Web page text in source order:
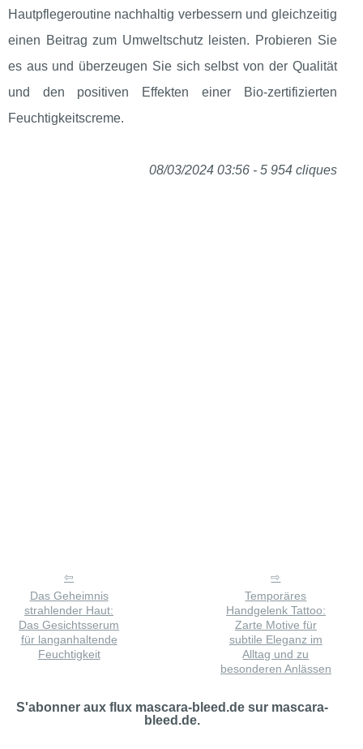
Hautpflegeroutine nachhaltig verbessern und gleichzeitig
einen Beitrag zum Umweltschutz leisten. Probieren Sie
es aus und überzeugen Sie sich selbst von der Qualität
und den positiven Effekten einer Bio-zertifizierten
Feuchtigkeitscreme.
08/03/2024 03:56 - 5 954 cliques
Das Geheimnis
strahlender Haut:
Das Gesichtsserum
für langanhaltende
Feuchtigkeit
Temporäres
Handgelenk Tattoo:
Zarte Motive für
subtile Eleganz im
Alltag und zu
besonderen Anlässen
S'abonner aux flux mascara-bleed.de sur mascara-
bleed.de.